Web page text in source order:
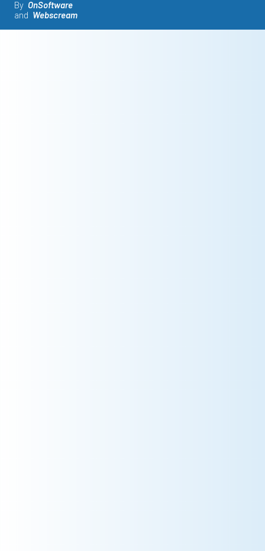
By OnSoftware
and Webscream